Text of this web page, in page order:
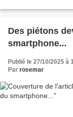
Des piétons
smartphone...
Publié le 27/10/2025 à
Par rosemar